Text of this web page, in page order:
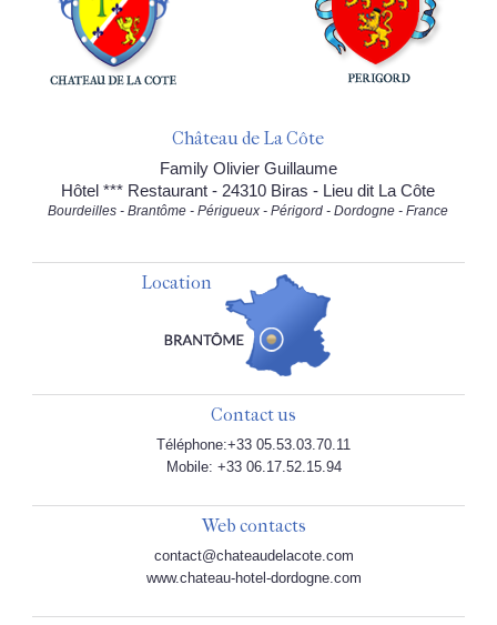
Château de La Côte
Family Olivier Guillaume
Hôtel *** Restaurant - 24310 Biras - Lieu dit La Côte
Bourdeilles - Brantôme - Périgueux - Périgord - Dordogne - France
Location
Contact us
Téléphone:+33 05.53.03.70.11
Mobile: +33 06.17.52.15.94
Web contacts
contact@chateaudelacote.com
www.chateau-hotel-dordogne.com